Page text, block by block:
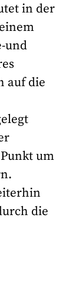
in der
und
auf die
um
die